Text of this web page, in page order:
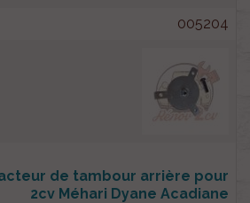
005204
de tambour arrière pour
2cv Méhari Dyane Acadiane